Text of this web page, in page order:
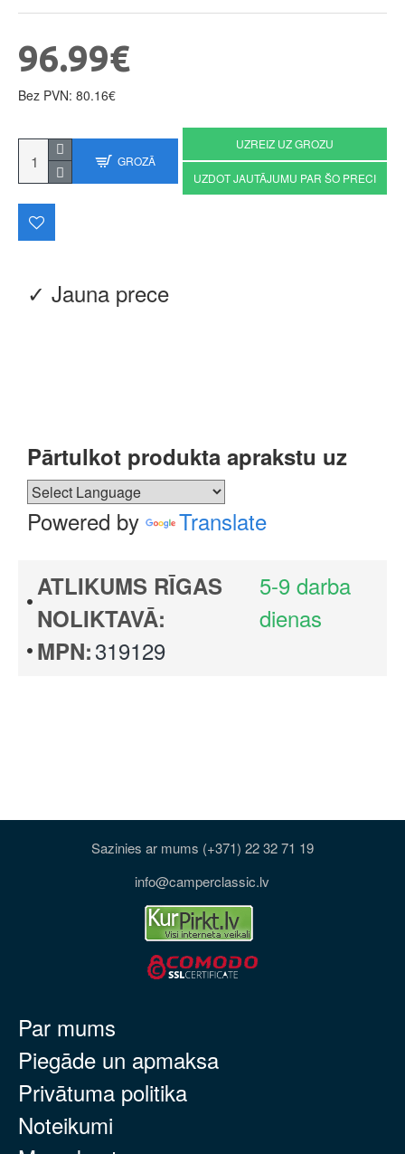
✓ Jauna prece
Pārtulkot produkta aprakstu uz
Powered by Translate
ATLIKUMS RĪGAS
NOLIKTAVĀ:
5-9 darba
dienas
MPN:319129
96.99€
Bez PVN: 80.16€
GROZĀ
UZREIZ UZ GROZU
UZDOT JAUTĀJUMU PAR ŠO PRECI
Sazinies ar mums (+371) 22 32 71 19
info@camperclassic.lv
Par mums
Piegāde un apmaksa
Privātuma politika
Noteikumi